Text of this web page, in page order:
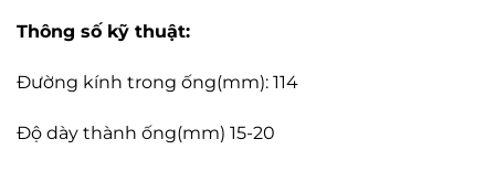
Thông số kỹ thuật:
Đường kính trong ống(mm): 114
Độ dày thành ống(mm) 15-20